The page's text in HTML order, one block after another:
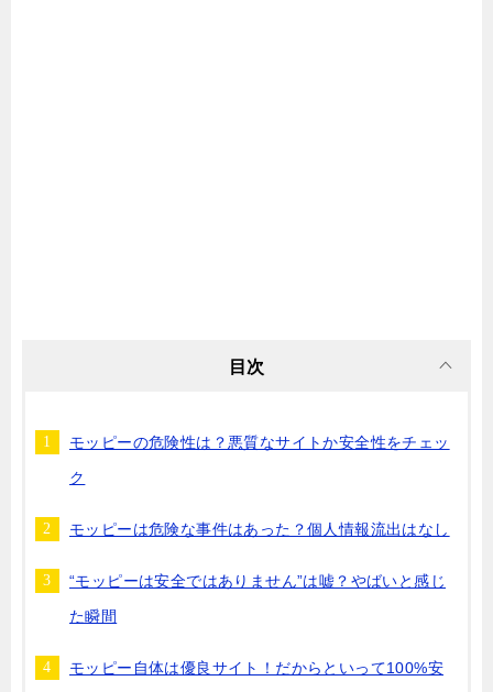
目次
モッピーの危険性は？悪質なサイトか安全性をチェッ
ク
モッピーは危険な事件はあった？個人情報流出はなし
“モッピーは安全ではありません”は嘘？やばいと感じ
た瞬間
モッピー自体は優良サイト！だからといって100%安